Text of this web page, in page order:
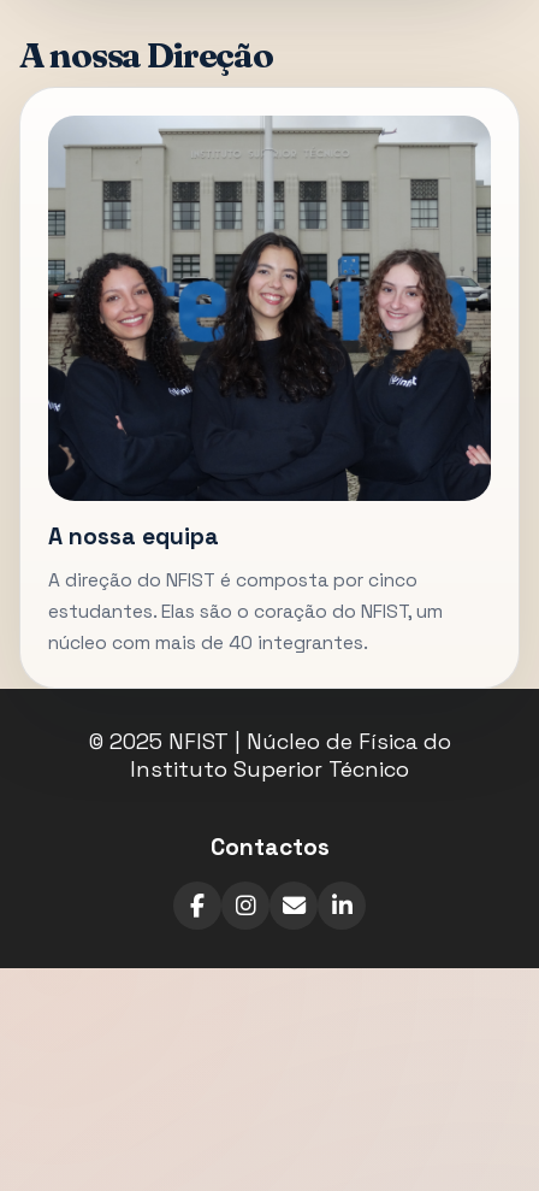
A nossa Direção
A nossa equipa
A direção do NFIST é composta por cinco
estudantes. Elas são o coração do NFIST, um
núcleo com mais de 40 integrantes.
© 2025 NFIST | Núcleo de Física do
Instituto Superior Técnico
Contactos